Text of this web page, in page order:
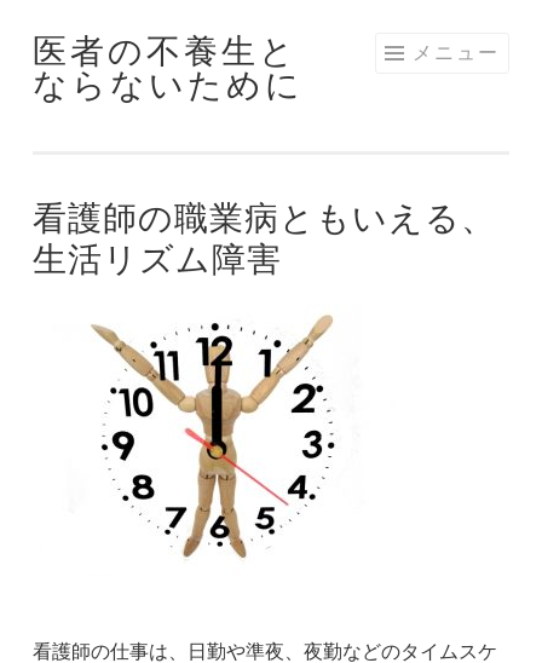
コ
ン
へ
ス
キ
医者の不養生と
ならないために
メニュー
看護師の職業病ともいえる、
生活リズム障害
看護師の仕事は、日勤や準夜、夜勤などのタイムスケ